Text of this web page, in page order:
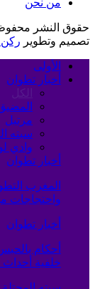
حقوق النشر محفوظة 2014 - 2026 © راديو
تصميم وتطوير ركن
الأولى
أخبار تطوان
الكل
مرتيل
سبته
وادي
أخبار تطوان
المغرب
واحتجاجات
أخبار تطوان
أحكام
خلفية أحداث